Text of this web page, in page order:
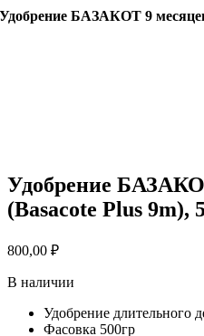
Удобрение БАЗАКОТ 9
Удобрение
(Basacote Plus 9m),
800,00 ₽
В наличии
Удобрение длительного
Фасовка 500гр